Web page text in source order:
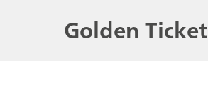
Golden Ticket